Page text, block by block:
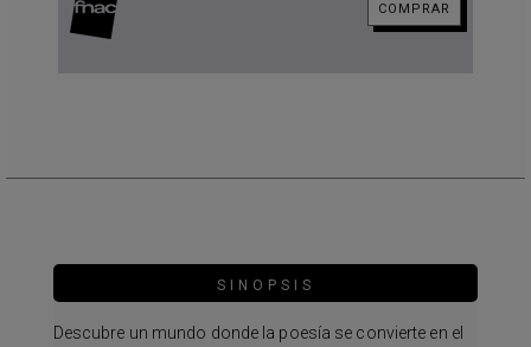
COMPRAR
SINOPSIS
Descubre un mundo donde la poesía se convierte en el